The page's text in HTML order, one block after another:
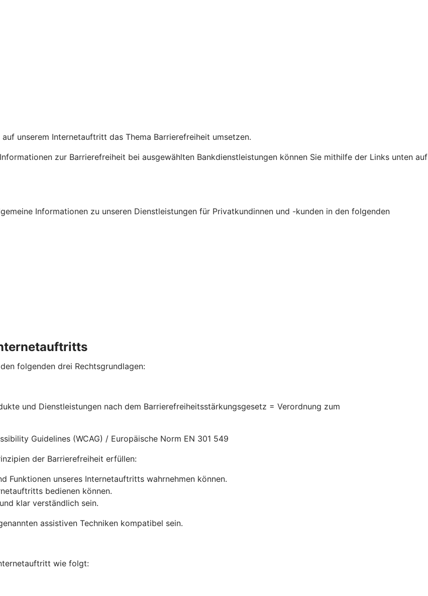
unserem Internetauftritt das Thema Barrierefreiheit umsetzen.
zur Barrierefreiheit bei ausgewählten Bankdienstleistungen können Sie mithilfe der Links unten auf
Informationen zu unseren Dienstleistungen für Privatkundinnen und -kunden in den folgenden
folgenden drei Rechtsgrundlagen:
und Dienstleistungen nach dem Barrierefreiheitsstärkungsgesetz = Verordnung zum
Guidelines (WCAG) / Europäische Norm EN 301 549
der Barrierefreiheit erfüllen:
Funktionen unseres Internetauftritts wahrnehmen können.
bedienen können.
klar verständlich sein.
assistiven Techniken kompatibel sein.
wie folgt: